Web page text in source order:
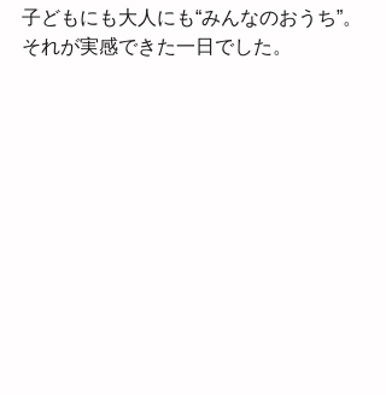
子どもにも大人にも“みんなのおうち”。
それが実感できた一日でした。